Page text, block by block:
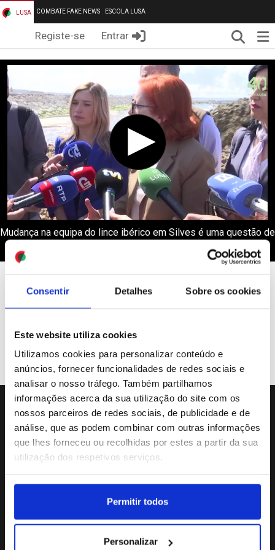
Consentir Detalhes Sobre os cookies
Este website utiliza cookies
Utilizamos cookies para personalizar conteúdo e
anúncios, fornecer funcionalidades de redes sociais e
analisar o nosso tráfego. Também partilhamos
informações acerca da sua utilização do site com os
nossos parceiros de redes sociais, de publicidade e de
análise, que as podem combinar com outras informações
que lhes forneceu ou recolhidas por estes a partir da sua
utilização dos respetivos serviços.
Permitir todos
Personalizar
LUSA COMBATE FAKE NEWS ESCOLA LUSA
Registe-se Entrar
Mudança na equipa do lince ibérico em Silves é uma questão de
"gestão interna" - ministra do Ambiente (editado)
Galeria de Vídeos
Sede da Agência
Rua Dr.João Couto Lote C
(+351) 217116500
Social